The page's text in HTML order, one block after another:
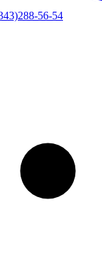
56-54